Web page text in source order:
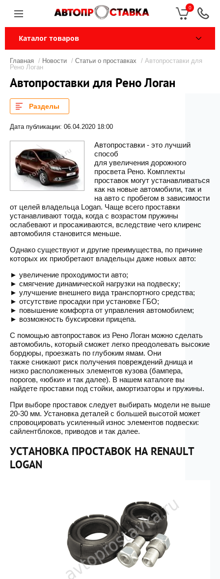
0
Каталог товаров
Главная / Новости / Статьи о проставках
/ Автопроставки для
Рено Логан
Автопроставки для Рено Логан
Разделы
Дата публикации: 06.04.2020 18:00
Автопроставки - это лучший
способ
для увеличения дорожного
просвета Рено. Комплекты
проставок могут устанавливаться
как на новые автомобили, так и
на авто с пробегом в зависимости
от целей владельца Logan. Чаще всего проставки
устанавливают тогда, когда с возрастом пружины
ослабевают и просаживаются, вследствие чего клиренс
автомобиля становится меньше.
Однако существуют и другие преимущества, по причине
которых их приобретают владельцы даже новых авто:
► увеличение проходимости авто;
► смягчение динамической нагрузки на подвеску;
► улучшение внешнего вида транспортного средства;
► отсутствие просадки при установке ГБО;
► повышение комфорта от управления автомобилем;
► возможность буксировки прицепа.
С помощью автопроставок из Рено Логан можно сделать
автомобиль, который сможет легко преодолевать высокие
бордюры, проезжать по глубоким ямам. Они
также снижают риск получения повреждений днища и
низко расположенных элементов кузова (бампера,
порогов, «юбки» и так далее). В нашем каталоге вы
найдете проставки под стойки, амортизаторы и пружины.
При выборе проставок следует выбирать модели не выше
20-30 мм. Установка деталей с большей высотой может
спровоцировать усиленный износ элементов подвески:
сайлентблоков, приводов и так далее.
УСТАНОВКА ПРОСТАВОК НА RENAULT
LOGAN